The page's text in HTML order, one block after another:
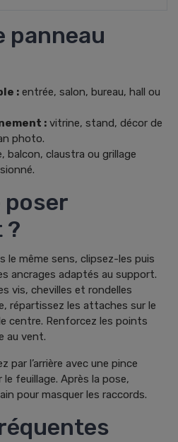
panneau
: entrée, salon, bureau, hall ou
: vitrine, stand, décor de
photo.
balcon, claustra ou grillage
poser
?
le même sens, clipsez-les puis
ancrages adaptés au support.
vis, chevilles et rondelles
répartissez les attaches sur le
centre. Renforcez les points
au vent.
par l’arrière avec une pince
feuillage. Après la pose,
pour masquer les raccords.